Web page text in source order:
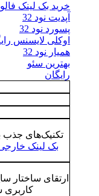
خرید بک لینک فالو
آپدیت نود 32
پسورد نود 32
اوکلی لایسنس
همیار نود 32
بهترین سئو
رایگان
تکنیک‌های جذب
بک لینک
ارتقای ساختار
کاربری